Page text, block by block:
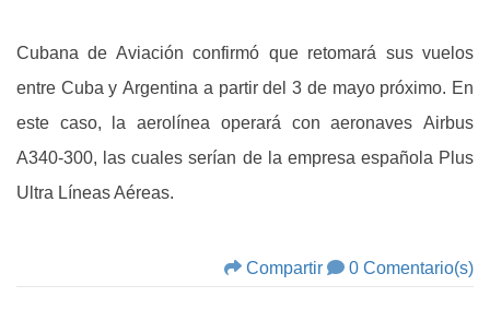
Cubana de Aviación confirmó que retomará sus vuelos
entre Cuba y Argentina a partir del 3 de mayo próximo. En
este caso, la aerolínea operará con aeronaves Airbus
A340-300, las cuales serían de la empresa española Plus
Ultra Líneas Aéreas.
Compartir 0 Comentario(s)